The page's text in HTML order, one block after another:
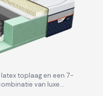
toplaag en een 7-
van luxe
bevordert